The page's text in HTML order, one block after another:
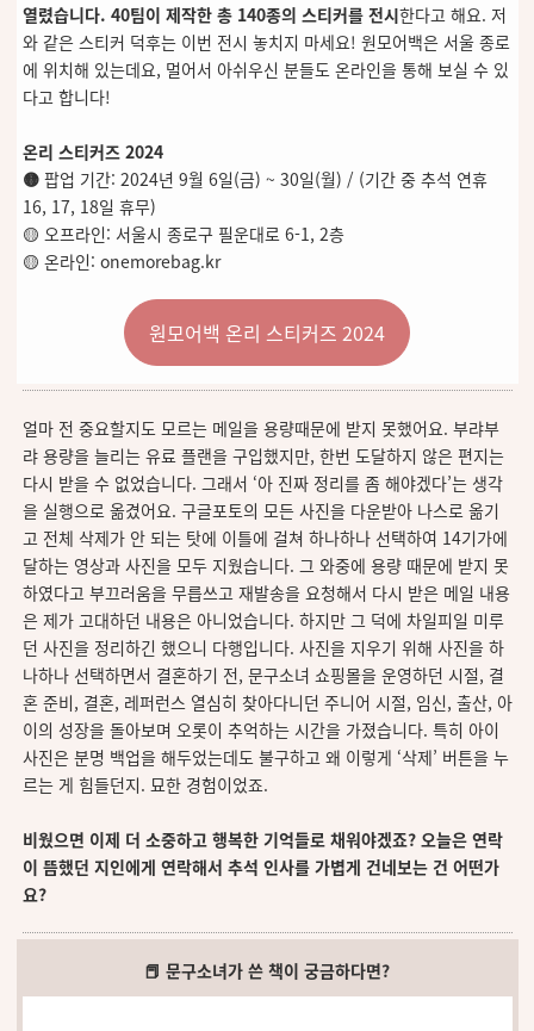
열렸습니다. 40팀이 제작한 총 140종의 스티커를 전시한다고 해요. 저
와 같은 스티커 덕후는 이번 전시 놓치지 마세요! 원모어백은 서울 종로
에 위치해 있는데요, 멀어서 아쉬우신 분들도 온라인을 통해 보실 수 있
다고 합니다!
온리 스티커즈 2024
🟡팝업 기간: 2024년 9월 6일(금) ~ 30일(월) / (기간 중 추석 연휴
16, 17, 18일 휴무)
🟡 오프라인: 서울시 종로구 필운대로 6-1, 2층
🟡 온라인: onemorebag.kr
원모어백 온리 스티커즈 2024
얼마 전 중요할지도 모르는 메일을 용량때문에 받지 못했어요. 부랴부
랴 용량을 늘리는 유료 플랜을 구입했지만, 한번 도달하지 않은 편지는
다시 받을 수 없었습니다. 그래서 ‘아 진짜 정리를 좀 해야겠다’는 생각
을 실행으로 옮겼어요. 구글포토의 모든 사진을 다운받아 나스로 옮기
고 전체 삭제가 안 되는 탓에 이틀에 걸쳐 하나하나 선택하여 14기가에
달하는 영상과 사진을 모두 지웠습니다. 그 와중에 용량 때문에 받지 못
하였다고 부끄러움을 무릅쓰고 재발송을 요청해서 다시 받은 메일 내용
은 제가 고대하던 내용은 아니었습니다. 하지만 그 덕에 차일피일 미루
던 사진을 정리하긴 했으니 다행입니다. 사진을 지우기 위해 사진을 하
나하나 선택하면서 결혼하기 전, 문구소녀 쇼핑몰을 운영하던 시절, 결
혼 준비, 결혼, 레퍼런스 열심히 찾아다니던 주니어 시절, 임신, 출산, 아
이의 성장을 돌아보며 오롯이 추억하는 시간을 가졌습니다. 특히 아이
사진은 분명 백업을 해두었는데도 불구하고 왜 이렇게 ‘삭제’ 버튼을 누
르는 게 힘들던지. 묘한 경험이었죠.
비웠으면 이제 더 소중하고 행복한 기억들로 채워야겠죠? 오늘은 연락
이 뜸했던 지인에게 연락해서 추석 인사를가볍게 건네보는 건 어떤가
요?
📕 문구소녀가 쓴 책이 궁금하다면?